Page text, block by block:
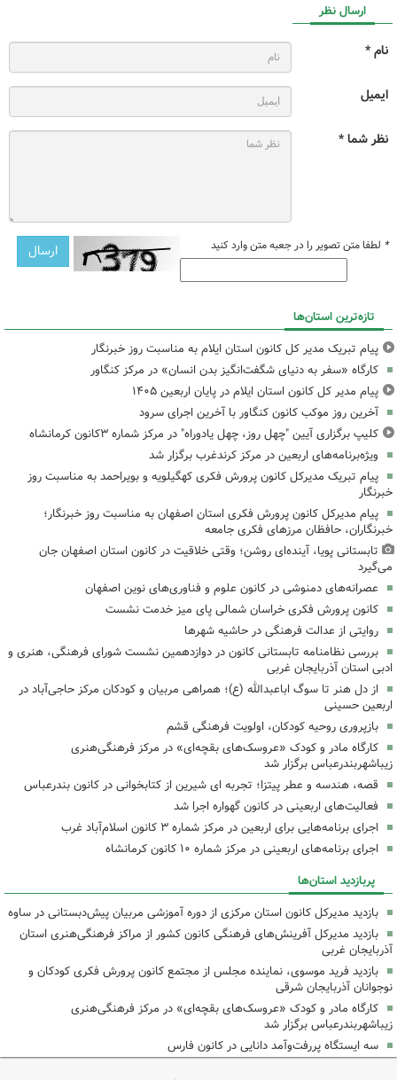
ارسال نظر
نام *
ایمیل
نظر شما *
* لطفا متن تصویر را در جعبه متن وارد کنید
تازه‌ترین استان‌ها
پیام تبریک مدیر کل کانون استان ایلام به مناسبت روز خبرنگار
کارگاه «سفر به دنیای شگفت‌انگیز بدن انسان» در مرکز کنگاور
پیام مدیر کل کانون استان ایلام در پایان اربعین ۱۴۰۵
آخرین روز موکب کانون کنگاور با آخرین اجرای سرود
کلیپ برگزاری آیین "چهل روز، چهل یادوراه" در مرکز شماره ۳کانون کرمانشاه
ویژه‌برنامه‌های اربعین در مرکز کرندغرب برگزار شد
پیام تبریک مدیرکل کانون پرورش فکری کهگیلویه و بویراحمد به مناسبت روز
خبرنگار
پیام مدیرکل کانون پرورش فکری استان اصفهان به مناسبت روز خبرنگار؛
خبرنگاران، حافظان مرزهای فکری جامعه
تابستانی پویا، آینده‌ای روشن؛ وقتی خلاقیت در کانون استان اصفهان جان
می‌گیرد
عصرانه‌های دمنوشی در کانون علوم و فناوری‌های نوین اصفهان
کانون پرورش فکری خراسان شمالی پای میز خدمت نشست
روایتی از عدالت فرهنگی در حاشیه شهرها
بررسی نظامنامه تابستانی کانون در دوازدهمین نشست شورای فرهنگی، هنری و
ادبی استان آذربایجان غربی
از دل هنر تا سوگ اباعبدالله (ع)؛ همراهی مربیان و کودکان مرکز حاجی‌آباد در
اربعین حسینی
بازپروری روحیه کودکان، اولویت فرهنگی قشم
کارگاه مادر و کودک «عروسک‌های بقچه‌ای» در مرکز فرهنگی‌هنری
زیباشهربندرعباس برگزار شد
قصه، هندسه و عطر پیتزا؛ تجربه ای شیرین از کتابخوانی در کانون بندرعباس
فعالیت‌های اربعینی در کانون گهواره اجرا شد
اجرای برنامه‌هایی برای اربعین در مرکز شماره ۳ کانون اسلام‌آباد غرب
اجرای برنامه‌های اربعینی در مرکز شماره ۱۰ کانون کرمانشاه
پربازدید استان‌ها
بازدید مدیرکل کانون استان مرکزی از دوره آموزشی مربیان پیش‌دبستانی در ساوه
بازدید مدیرکل آفرینش‌های فرهنگی کانون کشور از مراکز فرهنگی‌هنری استان
آذربایجان غربی
بازدید فرید موسوی، نماینده مجلس از مجتمع کانون پرورش فکری کودکان و
نوجوانان آذربایجان شرقی
کارگاه مادر و کودک «عروسک‌های بقچه‌ای» در مرکز فرهنگی‌هنری
زیباشهربندرعباس برگزار شد
سه ایستگاه پررفت‌وآمد دانایی در کانون فارس